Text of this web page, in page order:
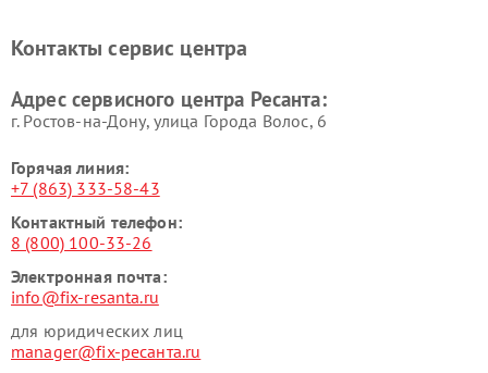
Контакты сервис центра
Адрес сервисного центра Ресанта:
г. Ростов-на-Дону, улица Города Волос, 6
Горячая линия:
+7 (863) 333-58-43
Контактный телефон:
8 (800) 100-33-26
Электронная почта:
info@fix-resanta.ru
для юридических лиц
manager@fix-ресанта.ru